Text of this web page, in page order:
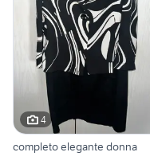
4
completo elegante donna